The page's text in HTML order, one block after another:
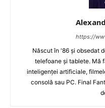
https://
Născut în '86 şi obsedat
telefoane şi tablete. Mă
inteligenţei artificiale,
consolă sau PC. Final